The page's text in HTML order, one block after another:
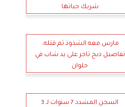
شريك حياتها
مارس معه الشذوذ ثم قتله..
تفاصيل ذبح تاجر على يد شاب في
حلوان
السجن المشدد 7 سنوات لـ 3